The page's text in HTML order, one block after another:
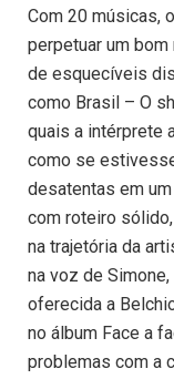
Com 20 músicas,
perpetuar um
de esquecíveis
como Brasil – O
quais a intérprete
como se
desatentas em
com roteiro
na trajetória da
na voz de
oferecida a
no álbum Face a
problemas com a